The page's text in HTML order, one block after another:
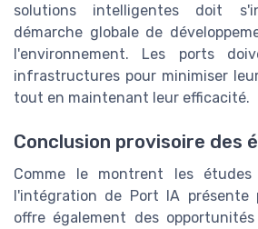
solutions intelligentes doit
démarche globale de
l'environnement. Les ports
infrastructures pour minimiser
tout en maintenant leur efficacité.
Conclusion provisoire des
Comme le montrent les
l'intégration de Port IA présente
offre également des